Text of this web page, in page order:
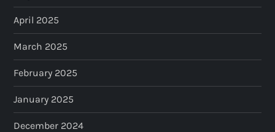
April 2025
March 2025
February 2025
January 2025
December 2024